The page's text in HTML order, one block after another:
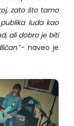
zato što tamo
luda kao
ali dobro je biti
.”- naveo je